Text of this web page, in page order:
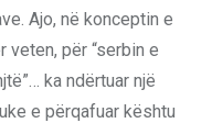
Ajo, në konceptin e
veten, për “serbin e
ka ndërtuar një
e përqafuar kështu